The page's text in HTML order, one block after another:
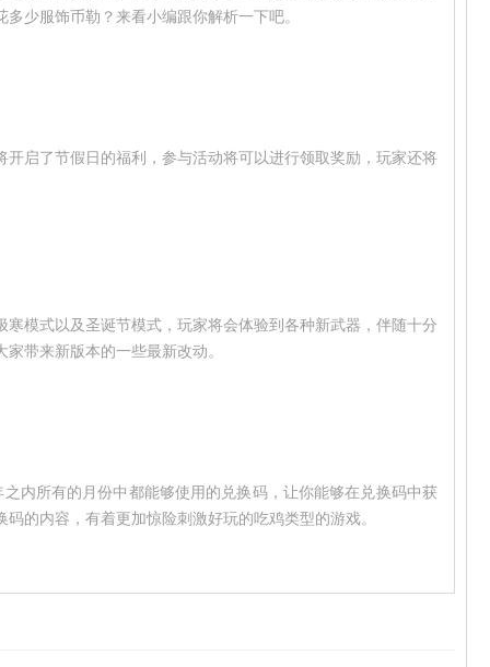
少服饰币勒？来看小编跟你解析一下吧。
启了节假日的福利，参与活动将可以进行领取奖励，玩家还将
模式以及圣诞节模式，玩家将会体验到各种新武器，伴随十分
带来新版本的一些最新改动。
内所有的月份中都能够使用的兑换码，让你能够在兑换码中获
的内容，有着更加惊险刺激好玩的吃鸡类型的游戏。